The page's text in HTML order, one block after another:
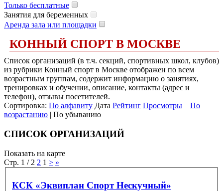
Только бесплатные
Занятия для беременных
Аренда зала или площадки
КОННЫЙ СПОРТ В МОСКВЕ
Список организаций (в т.ч. секций, спортивных школ, клубов)
из рубрики Конный спорт в Москве отображен по всем
возрастным группам, содержит информацию о занятиях,
тренировках и обучении, описание, контакты (адрес и
телефон), отзывы посетителей.
Сортировка: По алфавиту Дата Рейтинг Просмотры
По
возрастанию | По убыванию
СПИСОК ОРГАНИЗАЦИЙ
Показать на карте
Стр. 1 / 2 2 1 > »
КСК «Эквиплан Спорт Нескучный»